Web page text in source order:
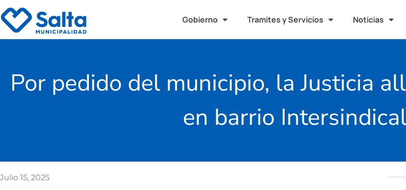
Gobierno Tramites y Servicios Noticias
Por pedido del municipio, la Justicia
en barrio
Julio 15, 2025